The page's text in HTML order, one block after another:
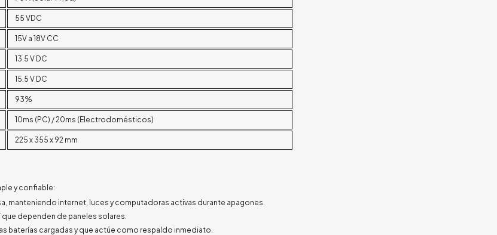
55 VDC
15V a 18V CC
13.5 V DC
15.5 V DC
93%
10ms (PC) / 20ms (Electrodomésticos)
225 x 355 x 92 mm
y confiable:
manteniendo internet, luces y computadoras activas durante apagones.
que dependen de paneles solares.
baterías cargadas y que actúe como respaldo inmediato.